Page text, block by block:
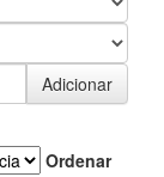
Ordenar